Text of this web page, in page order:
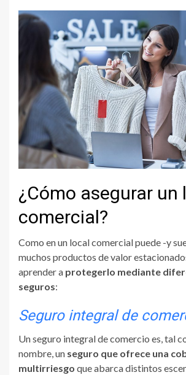
¿Cómo asegurar un
comercial?
Como en un local comercial puede -y
muchos productos de valor
aprender a protegerlo mediante
seguros:
Seguro integral de
Un seguro integral de comercio es, tal
nombre, un seguro que ofrece una
multirriesgo que abarca distintos